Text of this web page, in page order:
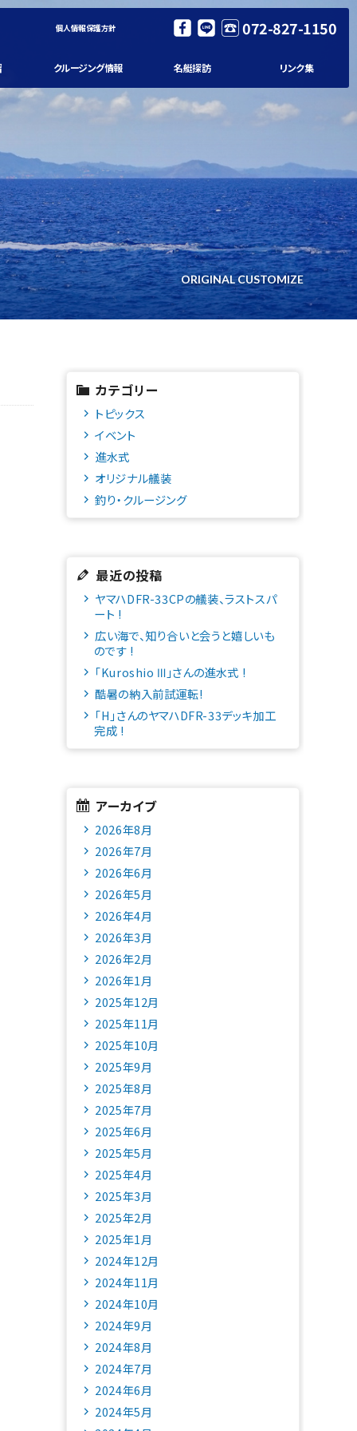
個人情報保護方針 072-827-1150
クルージング情報 名艇探訪 リンク集
ORIGINAL CUSTOMIZE
カテゴリー
トピックス
イベント
進水式
オリジナル艤装
釣り・クルージング
最近の投稿
ヤマハDFR-33CPの艤装、ラストスパ
ート !
広い海で、知り合いと会うと嬉しいも
のです !
「Kuroshio Ⅲ」さんの進水式 !
酷暑の納入前試運転!
「H」さんのヤマハDFR-33デッキ加工
完成 !
アーカイブ
2026年8月
2026年7月
2026年6月
2026年5月
2026年4月
2026年3月
2026年2月
2026年1月
2025年12月
2025年11月
2025年10月
2025年9月
2025年8月
2025年7月
2025年6月
2025年5月
2025年4月
2025年3月
2025年2月
2025年1月
2024年12月
2024年11月
2024年10月
2024年9月
2024年8月
2024年7月
2024年6月
2024年5月